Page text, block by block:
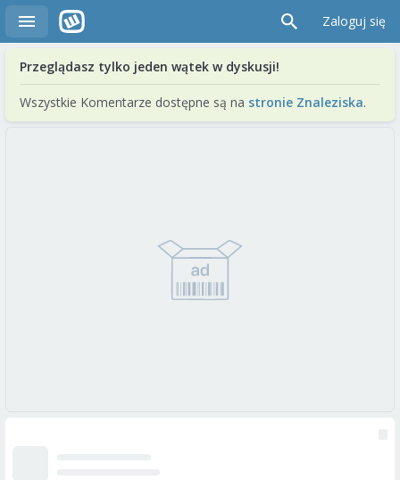
Zaloguj się
Przeglądasz tylko jeden wątek w dyskusji!
Wszystkie Komentarze dostępne są na stronie Znaleziska.